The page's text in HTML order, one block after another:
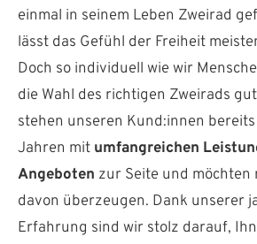
einmal in seinem Leben Zweirad
lässt das Gefühl der Freiheit
Doch so individuell wie wir
die Wahl des richtigen Zweirads
stehen unseren Kund:innen
Jahren mit umfangreichen
Angeboten zur Seite und möchten
davon überzeugen. Dank unserer
Erfahrung sind wir stolz darauf,